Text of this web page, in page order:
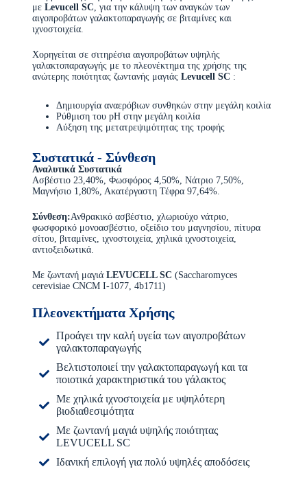
με Levucell SC, για την κάλυψη των αναγκών των
αιγοπροβάτων γαλακτοπαραγωγής σε βιταμίνες και
ιχνοστοιχεία.
Χορηγείται σε σιτηρέσια αιγοπροβάτων υψηλής
γαλακτοπαραγωγής με το πλεονέκτημα της χρήσης της
ανώτερης ποιότητας ζωντανής μαγιάς Levucell SC :
Δημιουργία αναερόβιων συνθηκών στην μεγάλη κοιλία
Ρύθμιση του pH στην μεγάλη κοιλία
Αύξηση της μετατρεψιμότητας της τροφής
Συστατικά - Σύνθεση
Αναλυτικά Συστατικά
Ασβέστιο 23,40%, Φωσφόρος 4,50%, Νάτριο 7,50%,
Μαγνήσιο 1,80%, Ακατέργαστη Τέφρα 97,64%.
Σύνθεση:Ανθρακικό ασβέστιο, χλωριούχο νάτριο,
φωσφορικό μονοασβέστιο, οξείδιο του μαγνησίου, πίτυρα
σίτου, βιταμίνες, ιχνοστοιχεία, χηλικά ιχνοστοιχεία,
αντιοξειδωτικά.
Με ζωντανή μαγιά LEVUCELL SC (Saccharomyces
cerevisiae CNCM I-1077, 4b1711)
Πλεονεκτήματα Χρήσης
Προάγει την καλή υγεία των αιγοπροβάτων
γαλακτοπαραγωγής
Βελτιστοποιεί την γαλακτοπαραγωγή και τα
ποιοτικά χαρακτηριστικά του γάλακτος
Με χηλικά ιχνοστοιχεία με υψηλότερη
βιοδιαθεσιμότητα
Με ζωντανή μαγιά υψηλής ποιότητας
LEVUCELL SC
Ιδανική επιλογή για πολύ υψηλές αποδόσεις